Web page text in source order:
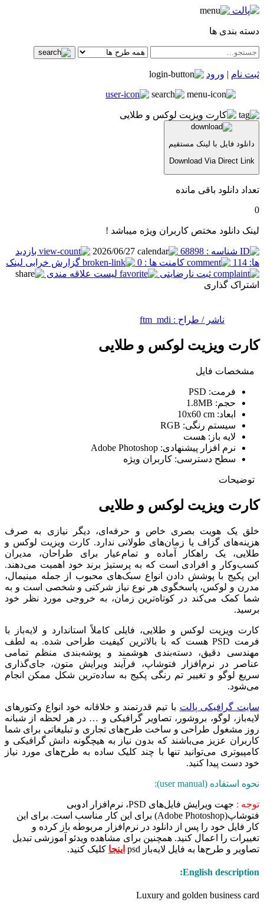
دسته بندی ها
ثبت نام | ورود
دانلود فایل با لینک مستقیم
Download Via Direct Link
تعداد دانلود باقی مانده
0
لینک دانلود مختص کاربران ویژه میباشد !
شناسه : 68898
بازدید
ها: 114
کامنت ها : 0
گزارش خرابی لینک
ثبت نارضایتی
لیست علاقه مندی
اشتراک گذاری
ناشر / طراح : ftm_mdi
کارت ویزیت لوکس و طلایی
مشخصات فایل
فرمت:
حجم:
ابعاد:
سیستم رنگی:
لایه باز: هست
نرم افزار پیشنهادی:
سطح دسترسی: کاربران ویژه
توضیحات
کارت ویزیت لوکس و طلایی
خلق یک هویت بصری خاص و حرفه‌ای، دیگر نیازی به صرف
هزینه‌های گزاف یا زمان‌های طولانی ندارد. کارت ویزیت لوکس و
طلایی، یک راهکار آماده و تمام‌عیار برای طراحان، مدیران
کسب‌وکار و افرادی است که به پرستیژ برند خود اهمیت می‌دهند.
این پکیج با پوشش دادن انواع سبک‌های محبوب از جمله مینیمال،
مدرن و لوکس، پاسخگوی هر نوع نیاز شرکتی و شخصی است و به
شما کمک می‌کند در کوتاه‌ترین زمان، به خروجی مورد نظر خود
برسید.
کارت ویزیت لوکس و طلایی، فایلی کاملاً استاندارد و لایه‌باز با
فرمت PSD هست که با بالاترین کیفیت طراحی شده‌. به لطف
مهندسی دقیق، دسته‌بندی هوشمند و پوشه‌بندی منظم تمامی
عناصر در نرم‌افزار فتوشاپ، فرآیند ویرایش متون، جای‌گذاری
سریع لوگو و تغییر تم رنگی پکیج به ساده‌ترین شکل ممکن انجام
می‌شود.
سایت گرافیکی پالت با تیم قدرتمند و خلاقانه خود انواع وکتورهای
لایه‌باز، لوگو، بروشور، تصاویر گرافیکی و … در هر لحظه از شبانه
روز مشغول طراحی و ساخت طرح‌های تجاری و تبلیغاتی برای شما
کاربران عزیز می‌باشند که بدون نیاز به هیچگونه دانش گرافیکی و
کامپیوتری می‌توانید تنها با چند کلیک ساده به طرح‌های مورد نیاز
خود دست پیدا کنید.
نحوه استفاده (user manual):
توجه :
جهت ویرایش فایل‌های PSD، نرم‌افزار ادوبی
فتوشاپ(Adobe Photoshop) برای این کار مناسب است. برای این
کار فایل خود را پس از دانلود در نرم‌افزار مربوطه باز کرده و
تغییرات را اعمال کنید. همچنین برای مشاهده ویدئو آموزشی تبدیل
تصاویر و طرح‌ها به فایل لایه‌باز psd
اینجا کلیک کنید.
English description:
Luxury and golden business card